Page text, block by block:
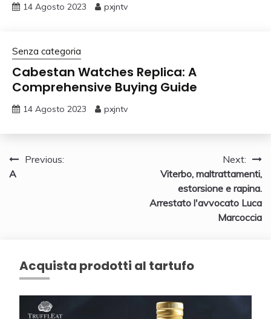
14 Agosto 2023 pxjntv
Senza categoria
Cabestan Watches Replica: A
Comprehensive Buying Guide
14 Agosto 2023 pxjntv
Navigazione
articoli
Previous:
A
Next:
Viterbo, maltrattamenti,
estorsione e rapina.
Arrestato l'avvocato Luca
Marcoccia
Acquista prodotti al tartufo